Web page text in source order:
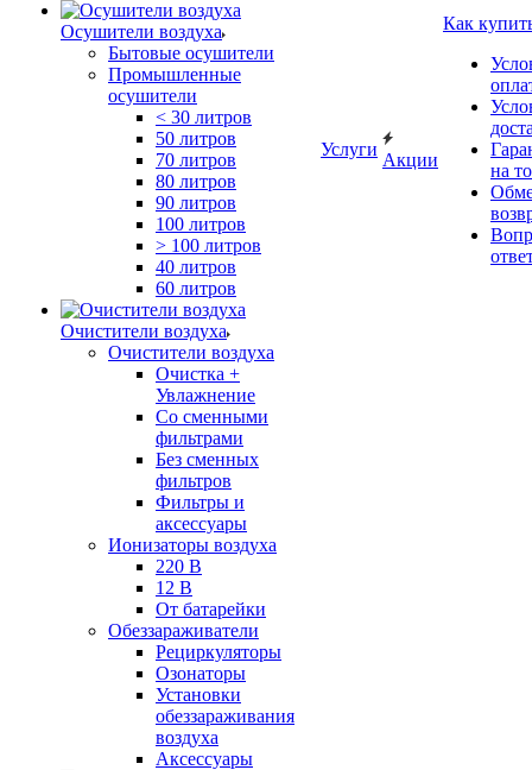
Осушители воздуха
Бытовые осушители
Промышленные
осушители
< 30 литров
50 литров
70 литров
80 литров
90 литров
100 литров
> 100 литров
40 литров
60 литров
Очистители воздуха
Очистители воздуха
Очистка +
Увлажнение
Cо сменными
фильтрами
Без сменных
фильтров
Фильтры и
аксессуары
Ионизаторы воздуха
220 В
12 В
От батарейки
Обеззараживатели
Рециркуляторы
Озонаторы
Установки
обеззараживания
воздуха
Аксессуары
Услуги
Акции
Как
на